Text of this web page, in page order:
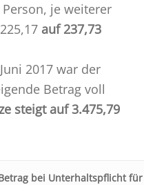
je weiterer
auf 237,73
2017 war der
Betrag voll
steigt auf 3.475,79
bei Unterhaltspflicht